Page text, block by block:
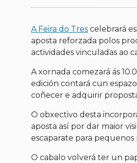
A Feira do Tres celebrará
aposta reforzada polos
actividades vinculadas ao
A xornada comezará ás
edición contará cun
coñecer e adquirir
O obxectivo desta
aposta así por dar maior
escaparate para
O cabalo volverá ter un